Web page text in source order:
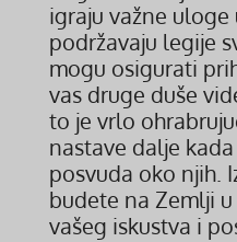
igraju važne uloge
podržavaju legije
mogu osigurati
vas druge duše
to je vrlo
nastave dalje
posvuda oko njih.
budete na Zemlji
vašeg iskustva i